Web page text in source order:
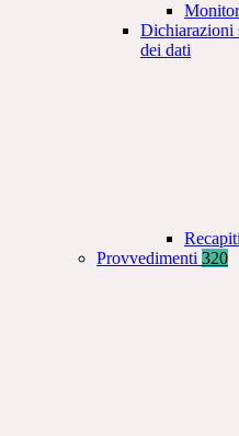
Dichiarazioni
dei dati
Provvedimenti 320